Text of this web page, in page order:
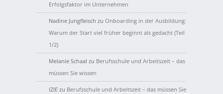
Erfolgsfaktor im Unternehmen
Nadine Jungfleisch zu Onboarding in der Ausbildung:
Warum der Start viel früher beginnt als gedacht (Teil
1/2)
Melanie Schaal zu Berufsschule und Arbeitszeit – das
müssen Sie wissen
IZIE zu Berufsschule und Arbeitszeit – das müssen Sie